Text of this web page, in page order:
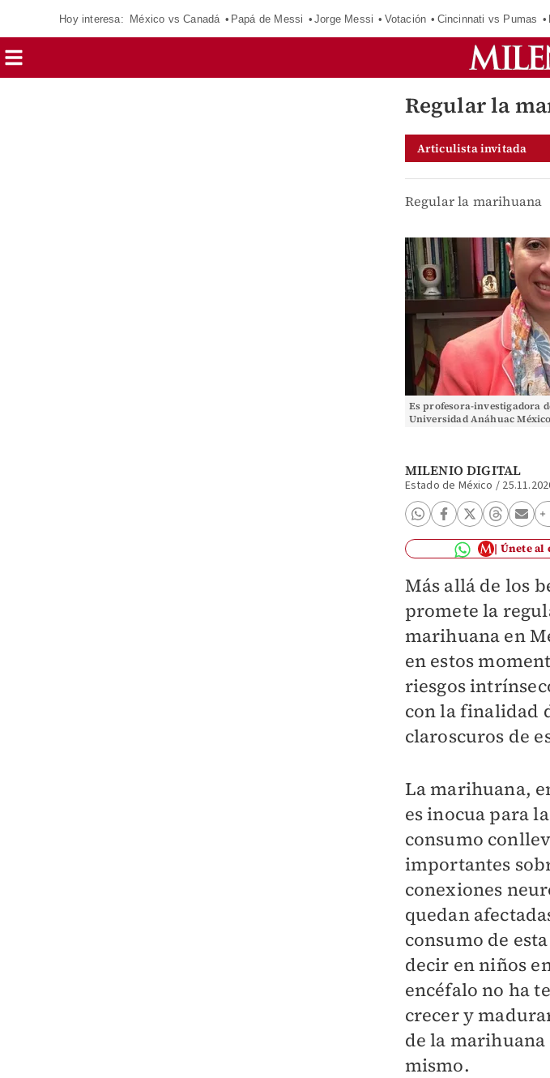
Hoy interesa: México vs Canadá Papá de Messi Jorge Messi Votación Cincinnati vs Pumas
Regular la
Articulista invitada
Regular la marihuana
Es profesora-investigadora
Universidad Anáhuac
MILENIO DIGITAL
Estado de México /
Únete al
Más allá de los
promete la
marihuana en
en estos
riesgos
con la finalidad
claroscuros de
La marihuana,
es inocua para
consumo
importantes
conexiones
quedan
consumo de
decir en niños
encéfalo no ha
crecer y
de la marihuana
mismo.